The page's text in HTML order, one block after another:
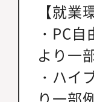
【就業
・PC
より一
・ハ